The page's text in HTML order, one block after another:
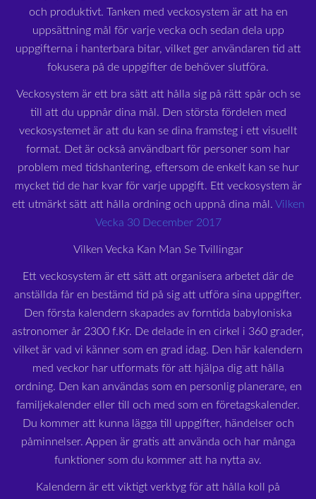
och produktivt. Tanken med veckosystem är att ha en
uppsättning mål för varje vecka och sedan dela upp
uppgifterna i hanterbara bitar, vilket ger användaren tid att
fokusera på de uppgifter de behöver slutföra.
Veckosystem är ett bra sätt att hålla sig på rätt spår och se
till att du uppnår dina mål. Den största fördelen med
veckosystemet är att du kan se dina framsteg i ett visuellt
format. Det är också användbart för personer som har
problem med tidshantering, eftersom de enkelt kan se hur
mycket tid de har kvar för varje uppgift. Ett veckosystem är
ett utmärkt sätt att hålla ordning och uppnå dina mål. Vilken
Vecka 30 December 2017
Vilken Vecka Kan Man Se Tvillingar
Ett veckosystem är ett sätt att organisera arbetet där de
anställda får en bestämd tid på sig att utföra sina uppgifter.
Den första kalendern skapades av forntida babyloniska
astronomer år 2300 f.Kr. De delade in en cirkel i 360 grader,
vilket är vad vi känner som en grad idag. Den här kalendern
med veckor har utformats för att hjälpa dig att hålla
ordning. Den kan användas som en personlig planerare, en
familjekalender eller till och med som en företagskalender.
Du kommer att kunna lägga till uppgifter, händelser och
påminnelser. Appen är gratis att använda och har många
funktioner som du kommer att ha nytta av.
Kalendern är ett viktigt verktyg för att hålla koll på